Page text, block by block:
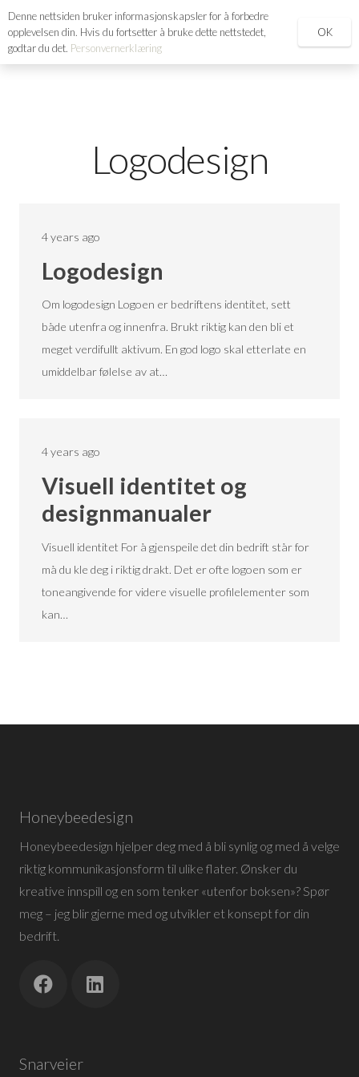
search
Logodesign
4 years ago
Logodesign
Om logodesign Logoen er bedriftens identitet, sett
både utenfra og innenfra. Brukt riktig kan den bli et
meget verdifullt aktivum. En god logo skal etterlate en
umiddelbar følelse av at…
4 years ago
Visuell identitet og
designmanualer
Visuell identitet For å gjenspeile det din bedrift står for
må du kle deg i riktig drakt. Det er ofte logoen som er
toneangivende for videre visuelle profilelementer som
kan…
Honeybeedesign
Honeybeedesign hjelper deg med å bli synlig og med å velge
riktig kommunikasjonsform til ulike flater. Ønsker du
kreative innspill og en som tenker «utenfor boksen»? Spør
meg – jeg blir gjerne med og utvikler et konsept for din
bedrift.
Snarveier
Denne nettsiden bruker informasjonskapsler for å forbedre
opplevelsen din. Hvis du fortsetter å bruke dette nettstedet,
godtar du det. Personvernerklæring
OK